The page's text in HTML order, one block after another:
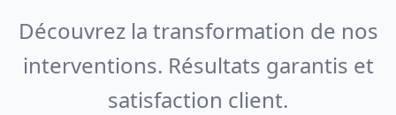
Découvrez la transformation de nos
interventions. Résultats garantis et
satisfaction client.